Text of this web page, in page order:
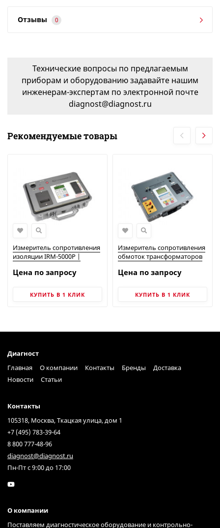
Отзывы 0
Технические вопросы по предлагаемым
приборам и оборудованию задавайте нашим
инженерам-экспертам по электронной почте
diagnost@diagnost.ru
Рекомендуемые товары
Измеритель сопротивления
изоляции IRM-5000P |
Цена по запросу
КУПИТЬ В 1 КЛИК
Измеритель сопротивления
обмоток трансформаторов
Instruments
Цена по запросу
КУПИТЬ В 1 КЛИК
Диагност
Главная
О компании Контакты Бренды
Доставка
Новости
Статьи
Контакты
105318, Москва, Ткацкая улица, дом 1
+7 (495) 783-39-64
8 800 777-48-96
diagnost@diagnost.ru
Пн-Пт с 9:00 до 17:00
О компании
Поставляем диагностическое оборудование и контрольно-